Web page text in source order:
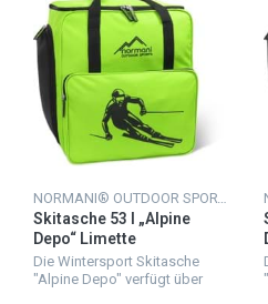
Skitasche 53 l „Alpine
Depo“ Limette
Die Wintersport Skitasche
"Alpine Depo" verfügt über